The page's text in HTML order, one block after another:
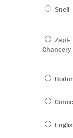
Snell
Zapf-
Chancery
Comic